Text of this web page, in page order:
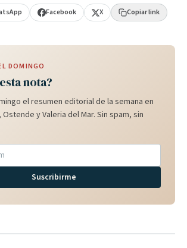
Facebook X Copiar link
DOMINGO
nota?
el resumen editorial de la semana en
Ostende y Valeria del Mar. Sin spam, sin
Suscribirme